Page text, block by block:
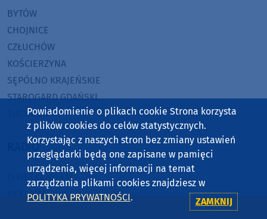
BYTÓW
CHOJNICE
CZŁUCHÓW
KOŚCIERZYNA
SĘPÓLNO KRAJEŃSKIE
STAROGARD GDAŃSKI
TUCHOLA
RADIO
O WEEKEND FM
REKLAMA
Powiadomienie o plikach cookie Strona korzysta
z plików cookies do celów statystycznych.
Korzystając z naszych stron bez zmiany ustawień
przeglądarki będą one zapisane w pamięci
urządzenia, więcej informacji na temat
zarządzania plikami cookies znajdziesz w
POLITYKA PRYWATNOŚCI. ZAMKNIJ